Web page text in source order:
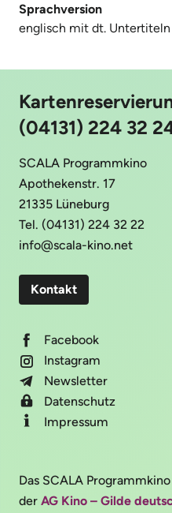
Sprachversion
englisch mit dt. Untertiteln
(04131) 224 32
SCALA Programmkino
Apothekenstr. 17
21335 Lüneburg
Tel. (04131) 224 32 22
info@scala-kino.net
Kontakt
Facebook
Instagram
Newsletter
Datenschutz
Impressum
Das SCALA
der AG Kino – Gilde